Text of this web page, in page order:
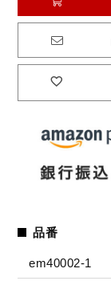
品番
em40002-1